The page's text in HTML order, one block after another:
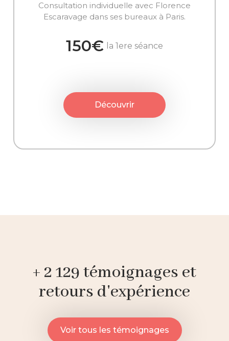
Consultation individuelle avec Florence
Escaravage dans ses bureaux à Paris.
150€ la 1ere séance
Découvrir
+ 2 129 témoignages et
retours d'expérience
Voir tous les témoignages